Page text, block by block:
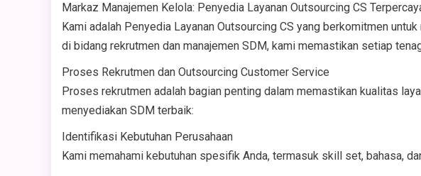
Markaz Manajemen Kelola: Penyedia Layanan Outsourcing CS
Kami adalah Penyedia Layanan Outsourcing CS yang berkomitmen
di bidang rekrutmen dan manajemen SDM, kami memastikan setiap
Proses Rekrutmen dan Outsourcing Customer Service
Proses rekrutmen adalah bagian penting dalam memastikan kualitas
menyediakan SDM terbaik:
Identifikasi Kebutuhan Perusahaan
Kami memahami kebutuhan spesifik Anda, termasuk skill set, bahasa,